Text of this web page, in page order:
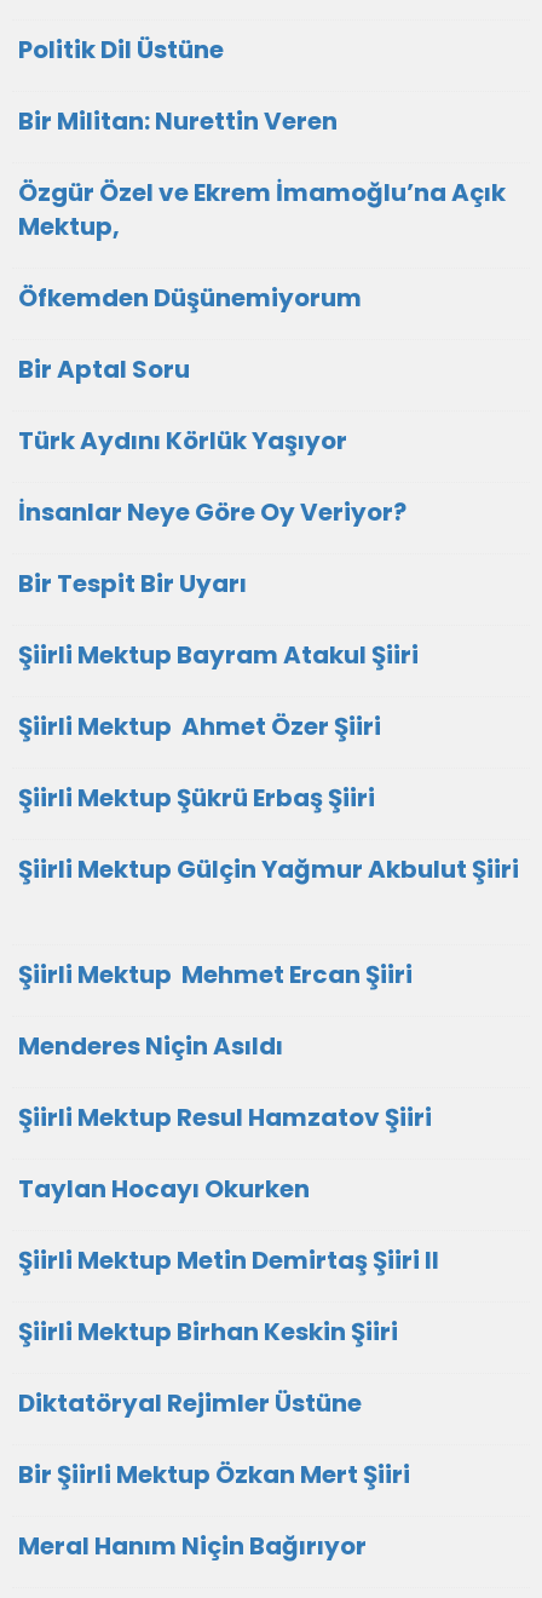
Politik Dil Üstüne
Bir Militan: Nurettin Veren
Özgür Özel ve Ekrem İmamoğlu’na Açık
Mektup,
Öfkemden Düşünemiyorum
Bir Aptal Soru
Türk Aydını Körlük Yaşıyor
İnsanlar Neye Göre Oy Veriyor?
Bir Tespit Bir Uyarı
Şiirli Mektup Bayram Atakul Şiiri
Şiirli Mektup Ahmet Özer Şiiri
Şiirli Mektup Şükrü Erbaş Şiiri
Şiirli Mektup Gülçin Yağmur Akbulut Şiiri
Şiirli Mektup Mehmet Ercan Şiiri
Menderes Niçin Asıldı
Şiirli Mektup Resul Hamzatov Şiiri
Taylan Hocayı Okurken
Şiirli Mektup Metin Demirtaş Şiiri II
Şiirli Mektup Birhan Keskin Şiiri
Diktatöryal Rejimler Üstüne
Bir Şiirli Mektup Özkan Mert Şiiri
Meral Hanım Niçin Bağırıyor